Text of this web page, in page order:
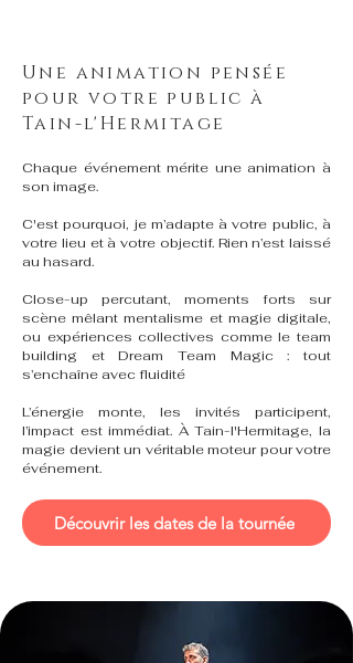
Une animation pensée
pour votre public à
Tain-l'Hermitage
Chaque événement mérite une animation à
son image.
C'est pourquoi, je m’adapte à votre public, à
votre lieu et à votre objectif. Rien n’est laissé
au hasard.
Close-up percutant, moments forts sur
scène mêlant mentalisme et magie digitale,
ou expériences collectives comme le team
building et Dream Team Magic : tout
s’enchaîne avec fluidité
L’énergie monte, les invités participent,
l’impact est immédiat. À Tain-l'Hermitage, la
magie devient un véritable moteur pour votre
événement.
Découvrir les dates de la tournée